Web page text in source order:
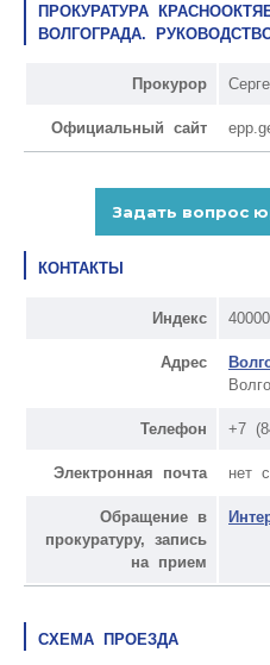
ПРОКУРАТУРА
ВОЛГОГРАДА.
Прокурор
Официальный сайт
КОНТАКТЫ
Индекс
Адрес
Телефон +7
Электронная почта нет
Обращение в
прокуратуру, запись
на прием
СХЕМА ПРОЕЗДА